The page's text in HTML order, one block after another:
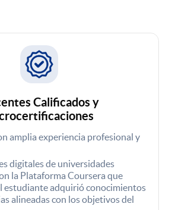
Calificados y
amplia experiencia profesional y
digitales de universidades
la Plataforma Coursera que
estudiante adquirió conocimientos
alineadas con los objetivos del